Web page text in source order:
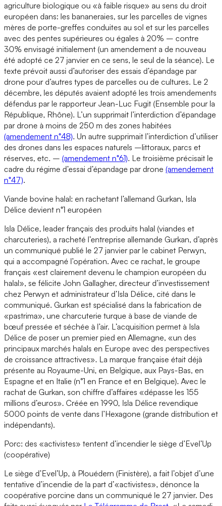
agriculture biologique ou «à faible risque» au sens du droit
européen dans: les bananeraies, sur les parcelles de vignes
mères de porte-greffes conduites au sol et sur les parcelles
avec des pentes supérieures ou égales à 20% – contre
30% envisagé initialement (un amendement a de nouveau
été adopté ce 27 janvier en ce sens, le seul de la séance). Le
texte prévoit aussi d’autoriser des essais d’épandage par
drone pour d’autres types de parcelles ou de cultures. Le 2
décembre, les députés avaient adopté les trois amendements
défendus par le rapporteur Jean-Luc Fugit (Ensemble pour la
République, Rhône). L’un supprimait l’interdiction d’épandage
par drone à moins de 250 m des zones habitées
(amendement n°48). Un autre supprimait l’interdiction d’utiliser
des drones dans les espaces naturels –littoraux, parcs et
réserves, etc. – (amendement n°61). Le troisième précisait le
cadre du régime d’essai d’épandage par drone (amendement
n°47).
Viande bovine halal: en rachetant l’allemand Gurkan, Isla
Délice devient n°1 européen
Isla Délice, leader français des produits halal (viandes et
charcuteries), a racheté l’entreprise allemande Gurkan, d’après
un communiqué publié le 27 janvier par le cabinet Perwyn,
qui a accompagné l’opération. Avec ce rachat, le groupe
français «est clairement devenu le champion européen du
halal», se félicite John Gallagher, directeur d’investissement
chez Perwyn et administrateur d’Isla Délice, cité dans le
communiqué. Gurkan est spécialisé dans la fabrication de
«pastrima», une charcuterie turque à base de viande de
bœuf pressée et séchée à l’air. L’acquisition permet à Isla
Délice de poser un premier pied en Allemagne, «un des
principaux marchés halals en Europe avec des perspectives
de croissance attractives». La marque française était déjà
présente au Royaume-Uni, en Belgique, aux Pays-Bas, en
Espagne et en Italie (n°1 en France et en Belgique). Avec le
rachat de Gurkan, son chiffre d’affaires «dépasse les 155
millions d’euros». Créée en 1990, Isla Délice revendique
5000 points de vente dans l’Hexagone (grande distribution et
indépendants).
Porc: des «activistes» tentent d’incendier le siège d’Evel’Up
(coopérative)
Le siège d’Evel’Up, à Plouédern (Finistère), a fait l’objet d’une
tentative d’incendie de la part d’«activistes», dénonce la
coopérative porcine dans un communiqué le 27 janvier. Des